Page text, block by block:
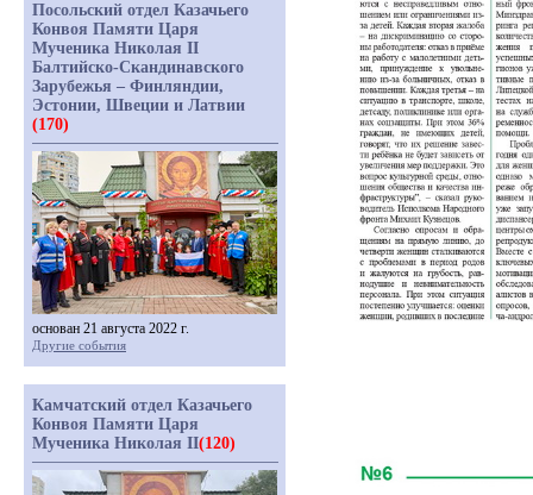
Посольский отдел Казачьего
Конвоя Памяти Царя
Мученика Николая II
Балтийско-Скандинавского
Зарубежья – Финляндии,
Эстонии, Швеции и Латвии
(170)
основан 21 августа 2022 г.
Другие события
Камчатский отдел Казачьего
Конвоя Памяти Царя
Мученика Николая II(120)